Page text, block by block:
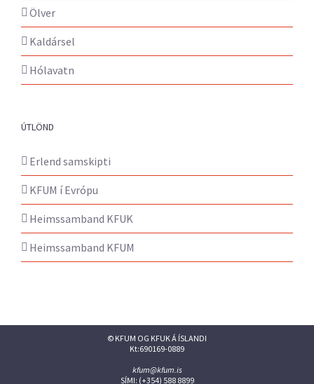
Ölver
Kaldársel
Hólavatn
ÚTLÖND
Erlend samskipti
KFUM í Evrópu
Heimssamband KFUK
Heimssamband KFUM
© KFUM OG KFUK Á ÍSLANDI
Kt:690169-0889
kfum@kfum.is
SÍMI: (+354) 588 8899